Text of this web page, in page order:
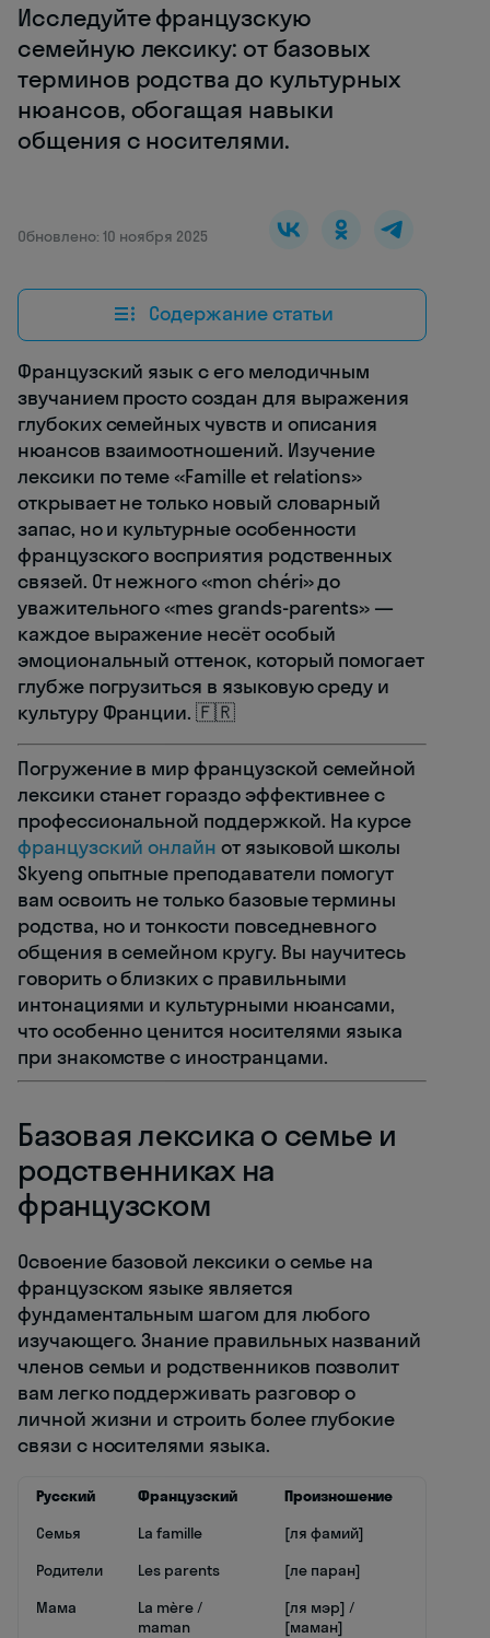
Исследуйте французскую
семейную лексику: от базовых
терминов родства до культурных
нюансов, обогащая навыки
общения с носителями.
Обновлено: 10 ноября 2025
Содержание статьи
Французский язык с его мелодичным
звучанием просто создан для выражения
глубоких семейных чувств и описания
нюансов взаимоотношений. Изучение
лексики по теме «Famille et relations»
открывает не только новый словарный
запас, но и культурные особенности
французского восприятия родственных
связей. От нежного «mon chéri» до
уважительного «mes grands-parents» —
каждое выражение несёт особый
эмоциональный оттенок, который помогает
глубже погрузиться в языковую среду и
культуру Франции. 🇫🇷
Погружение в мир французской семейной
лексики станет гораздо эффективнее с
профессиональной поддержкой. На курсе
французский онлайн от языковой школы
Skyeng опытные преподаватели помогут
вам освоить не только базовые термины
родства, но и тонкости повседневного
общения в семейном кругу. Вы научитесь
говорить о близких с правильными
интонациями и культурными нюансами,
что особенно ценится носителями языка
при знакомстве с иностранцами.
Базовая лексика о семье и
родственниках на
французском
Освоение базовой лексики о семье на
французском языке является
фундаментальным шагом для любого
изучающего. Знание правильных названий
членов семьи и родственников позволит
вам легко поддерживать разговор о
личной жизни и строить более глубокие
связи с носителями языка.
Русский Французский
Произношение
Семья
La famille
[ля фамий]
Родители
Les parents
[ле паран]
Мама
La mère /
maman
[ля мэр] /
[маман]